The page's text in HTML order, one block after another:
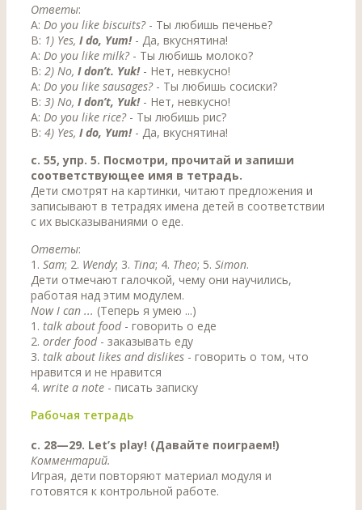
Ответы:
A: Do you like biscuits?- Ты любишь печенье?
В: 1) Yes, I do, Yum!- Да, вкуснятина!
A: Do you like milk?- Ты любишь молоко?
В: 2) No, I don’t. Yuk!- Нет, невкусно!
A: Do you like sausages?- Ты любишь сосиски?
В: 3) No, I don’t, Yuk!- Нет, невкусно!
A: Do you like rice?- Ты любишь рис?
В: 4) Yes, I do, Yum!- Да, вкуснятина!
с. 55, упр. 5. Посмотри, прочитай и запиши
соответствующее имя в тетрадь.
Дети смотрят на картинки, читают предложения и
записывают в тетрадях имена детей в соответствии
с их высказываниями о еде.
Ответы:
1. Sam; 2. Wendy; 3. Tina; 4. Theo; 5. Simon.
Дети отмечают галочкой, чему они научились,
работая над этим модулем.
Now I сап ... (Теперь я умею ...)
1. talk about food- говорить о еде
2. order food- заказывать еду
3. talk about likes and dislikes - говорить о том, что
нравится и не нравится
4. write a note - писать записку
Рабочая тетрадь
с. 28—29. Let’s play! (Давайте поиграем!)
Комментарий.
Играя, дети повторяют материал модуля и
готовятся к контрольной работе.